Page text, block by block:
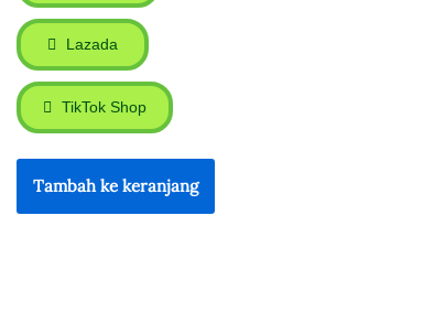
Lazada
TikTok Shop
Tambah ke keranjang